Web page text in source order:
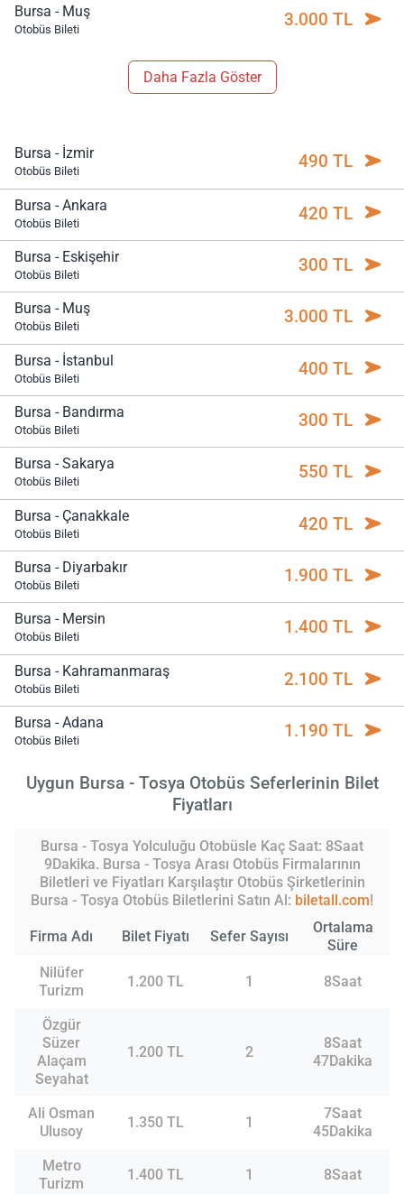
Bursa - Muş
Otobüs Bileti 3.000 TL
Daha Fazla Göster
Bursa - İzmir
Otobüs Bileti 490 TL
Bursa - Ankara
Otobüs Bileti 420 TL
Bursa - Eskişehir
Otobüs Bileti 300 TL
Bursa - Muş
Otobüs Bileti 3.000 TL
Bursa - İstanbul
Otobüs Bileti 400 TL
Bursa - Bandırma
Otobüs Bileti 300 TL
Bursa - Sakarya
Otobüs Bileti 550 TL
Bursa - Çanakkale
Otobüs Bileti 420 TL
Bursa - Diyarbakır
Otobüs Bileti 1.900 TL
Bursa - Mersin
Otobüs Bileti 1.400 TL
Bursa - Kahramanmaraş
Otobüs Bileti 2.100 TL
Bursa - Adana
Otobüs Bileti 1.190 TL
Uygun Bursa - Tosya Otobüs Seferlerinin Bilet
Fiyatları
Bursa - Tosya Yolculuğu Otobüsle Kaç Saat: 8Saat
9Dakika. Bursa - Tosya Arası Otobüs Firmalarının
Biletleri ve Fiyatları Karşılaştır Otobüs Şirketlerinin
Bursa - Tosya Otobüs Biletlerini Satın Al: biletall.com!
Firma Adı Bilet Fiyatı Sefer Sayısı
Ortalama
Süre
Nilüfer
Turizm
1.200 TL 1 8Saat
Özgür
Süzer
Alaçam
Seyahat
1.200 TL 2
8Saat
47Dakika
Ali Osman
Ulusoy
1.350 TL 1
7Saat
45Dakika
Metro
Turizm
1.400 TL 1 8Saat